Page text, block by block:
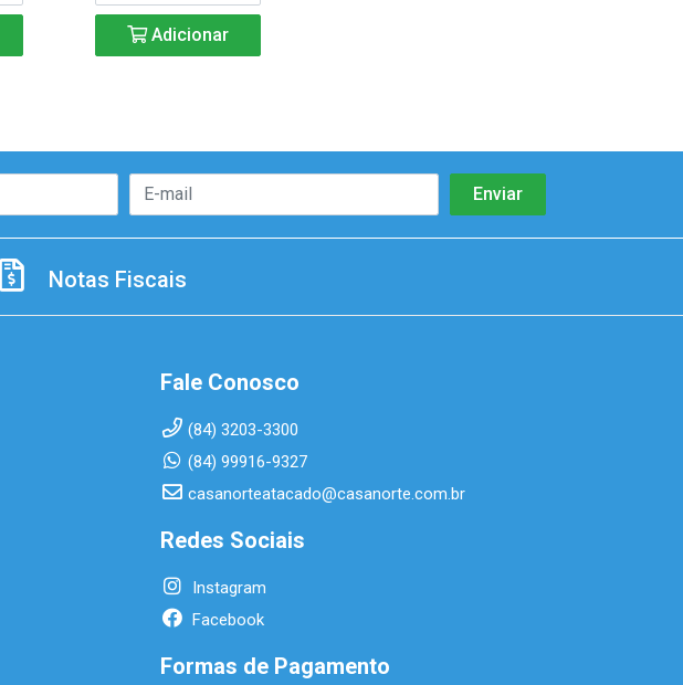
Adicionar
Notas Fiscais
Fale Conosco
(84) 3203-3300
(84) 99916-9327
casanorteatacado@casanorte.com.br
Redes Sociais
Instagram
Facebook
Formas de Pagamento